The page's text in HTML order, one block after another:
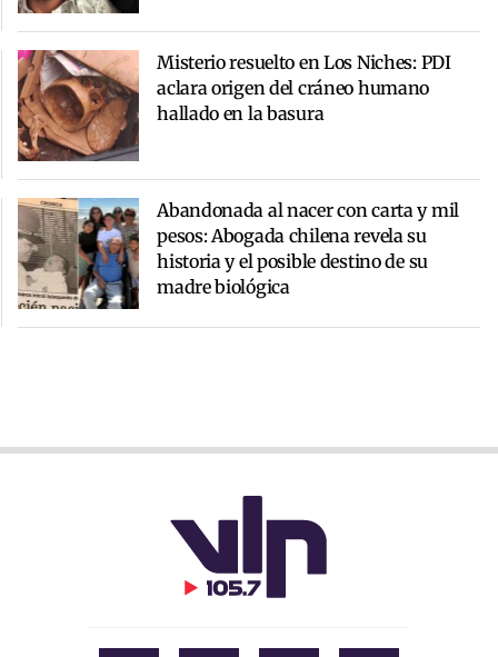
Misterio resuelto en Los Niches: PDI
aclara origen del cráneo humano
hallado en la basura
Abandonada al nacer con carta y mil
pesos: Abogada chilena revela su
historia y el posible destino de su
madre biológica